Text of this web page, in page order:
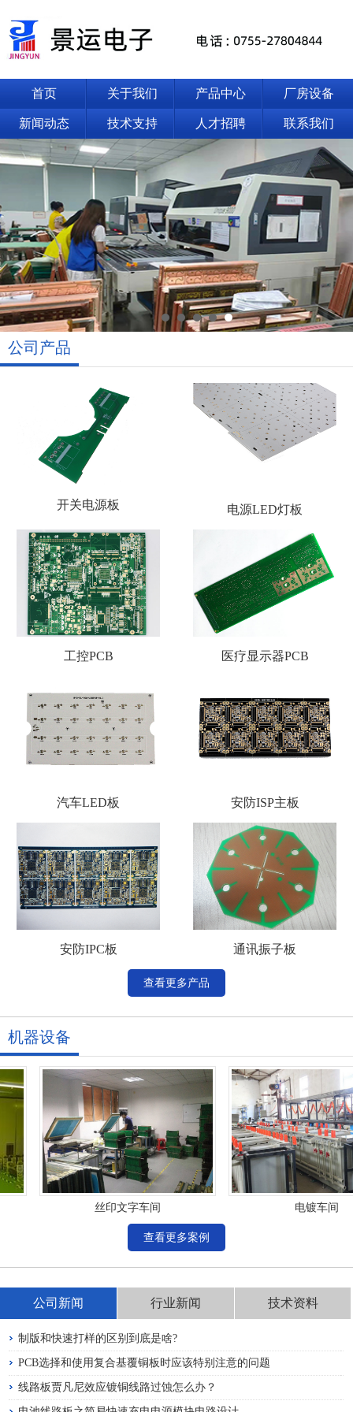
首页 关于我们 产品中心 厂房设备
新闻动态 技术支持 人才招聘 联系我们
公司产品
开关电源板 电源LED灯板
工控PCB 医疗显示器PCB
汽车LED板 安防ISP主板
安防IPC板 通讯振子板
查看更多产品
机器设备
丝印文字车间 电镀车间
查看更多案例
公司新闻 行业新闻 技术资料
制版和快速打样的区别到底是啥?
PCB选择和使用复合基覆铜板时应该特别注意的问题
线路板贾凡尼效应镀铜线路过蚀怎么办？